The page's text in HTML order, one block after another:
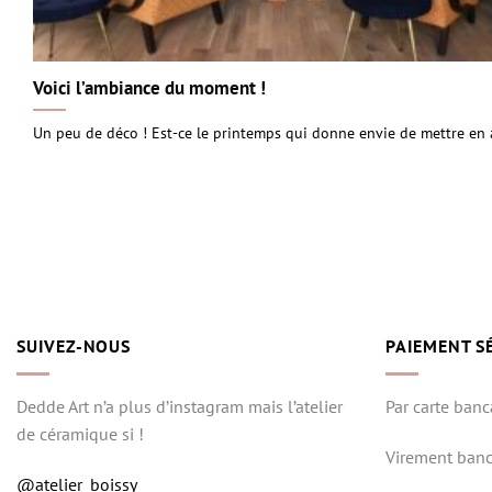
Voici l’ambiance du moment !
Un peu de déco ! Est-ce le printemps qui donne envie de mettre en
SUIVEZ-NOUS
Dedde Art n’a plus d’instagram mais l’atelier
de céramique si !
@atelier_boissy
PAIEMENT
Par carte
Virement